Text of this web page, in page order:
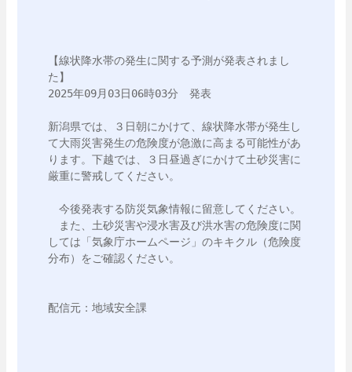
【線状降水帯の発生に関する予測が発表されまし
た】
2025年09月03日06時03分　発表
新潟県では、３日朝にかけて、線状降水帯が発生し
て大雨災害発生の危険度が急激に高まる可能性があ
ります。下越では、３日昼過ぎにかけて土砂災害に
厳重に警戒してください。
今後発表する防災気象情報に留意してください。
また、土砂災害や浸水害及び洪水害の危険度に関
しては「気象庁ホームページ」のキキクル（危険度
分布）をご確認ください。
配信元：地域安全課